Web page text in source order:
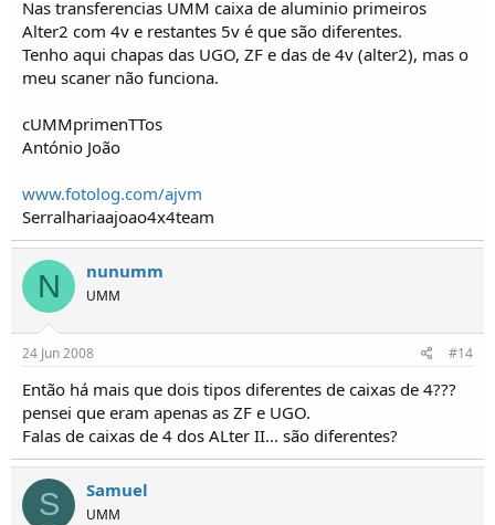
Nas transferencias UMM caixa de aluminio primeiros
Alter2 com 4v e restantes 5v é que são diferentes.
Tenho aqui chapas das UGO, ZF e das de 4v (alter2), mas o
meu scaner não funciona.
cUMMprimenTTos
António João
www.fotolog.com/ajvm
Serralhariaajoao4x4team
N nunumm
UMM
24 Jun 2008 #14
Então há mais que dois tipos diferentes de caixas de 4???
pensei que eram apenas as ZF e UGO.
Falas de caixas de 4 dos ALter II... são diferentes?
S Samuel
UMM